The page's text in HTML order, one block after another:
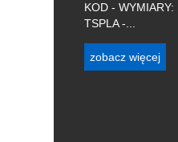
KOD - WYMIARY:
TSPLA -...
zobacz więcej